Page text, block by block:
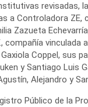
revisadas,
a Controladora ZE,
Zazueta
compañía vinculada
Coppel, sus
y Santiago Luis
Alejandro y
Público de la